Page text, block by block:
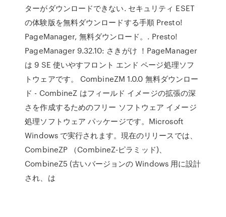
ターがダウンロードできない. セキュリティ ESET
の体験版を無料ダウンロードする手順 Presto!
PageManager, 無料ダウンロード。. Presto!
PageManager 9.32.10: さきがけ ！PageManager
は 9 SE 使いやすフロント エンド ページ処理ソフ
トウェアです。 CombineZM 1.0.0 無料ダウンロー
ド - CombineZ はフィールド イメージの拡張の深
さを作成するためのフリー ソフトウェア イメージ
処理ソフトウェア パッケージです。Microsoft
Windows で実行されます。現在のリリースでは、
CombineZP （CombineZ-ピラミッド)、
CombineZ5 (古いバージョンの Windows 用に設計
され、は